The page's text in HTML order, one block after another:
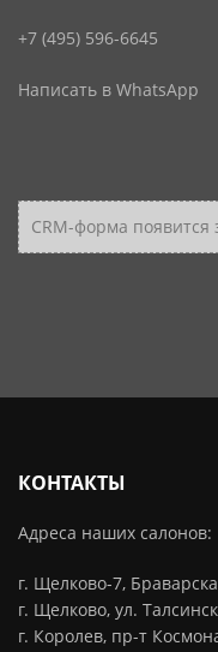
+7 (495) 596-6645
Написать в WhatsApp
CRM-форма появится
КОНТАКТЫ
Адреса наших салонов:
г. Щелково-7,
г. Щелково, ул.
г. Королев, пр-т